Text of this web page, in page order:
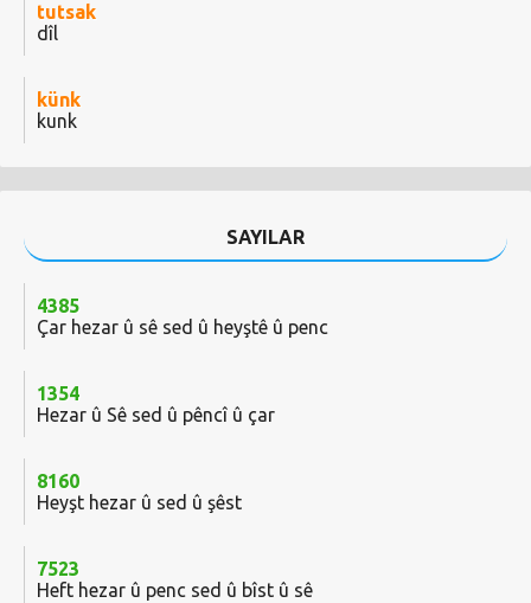
tutsak
dîl
künk
kunk
SAYILAR
4385
Çar hezar û sê sed û heyştê û penc
1354
Hezar û Sê sed û pêncî û çar
8160
Heyşt hezar û sed û şêst
7523
Heft hezar û penc sed û bîst û sê